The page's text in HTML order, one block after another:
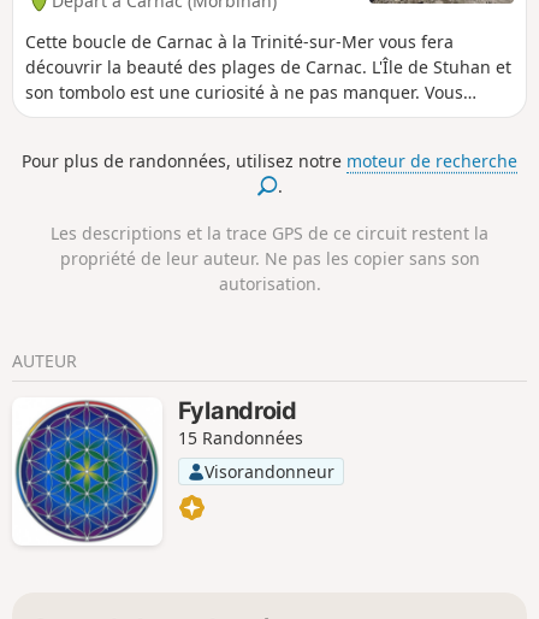
Cette boucle de Carnac à la Trinité-sur-Mer vous fera
découvrir la beauté des plages de Carnac. L'Île de Stuhan et
son tombolo est une curiosité à ne pas manquer. Vous
apprécierez le chemin des douaniers de la Pointe de
tranquillité du Marais de Kerdual, et vous visiterez le
Pour plus de randonnées, utilisez notre moteur de recherche
.
Les descriptions et la trace GPS de ce circuit restent la
propriété de leur auteur. Ne pas les copier sans son
autorisation.
AUTEUR
Fylandroid
15 Randonnées
Visorandonneur